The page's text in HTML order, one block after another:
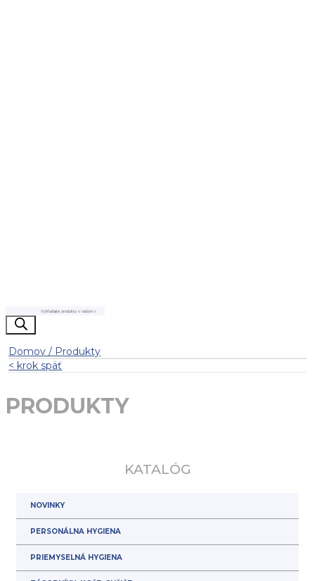
Products
search
Domov / Produkty
< krok späť
PRODUKTY
KATALÓG
NOVINKY
PERSONÁLNA HYGIENA
PRIEMYSELNÁ HYGIENA